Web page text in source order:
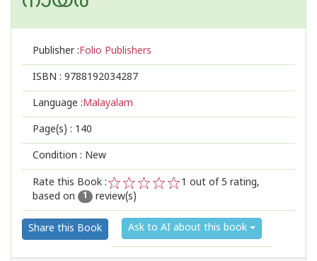
Publisher :Folio Publishers
ISBN : 9788192034287
Language :Malayalam
Page(s) : 140
Condition : New
Rate this Book :
2
1
1 out of 5 rating,
based on
1 review(s)
Share this Book Ask to AI about this book